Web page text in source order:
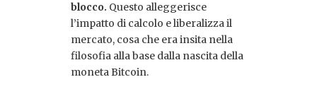
blocco. Questo alleggerisce
l’impatto di calcolo e liberalizza il
mercato, cosa che era insita nella
filosofia alla base dalla nascita della
moneta Bitcoin.